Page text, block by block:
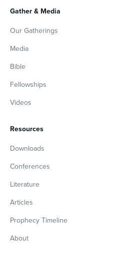
Gather & Media
Our Gatherings
Media
Bible
Fellowships
Videos
Resources
Downloads
Conferences
Literature
Articles
Prophecy Timeline
About